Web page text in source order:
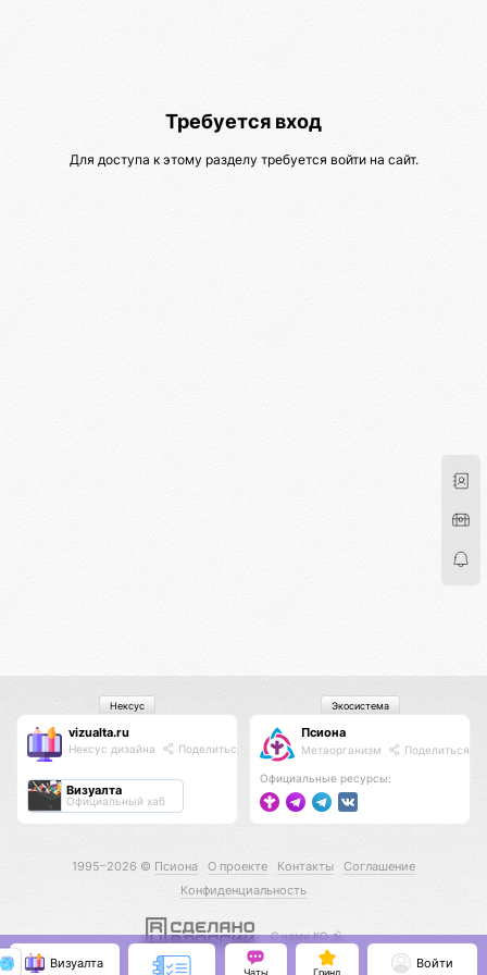
Требуется вход
Для доступа к этому разделу требуется войти на сайт.
vizualta.ru
Нексус дизайна Поделиться
Визуалта
Официальный хаб
Нексус
Псиона
Метаорганизм Поделиться
Официальные ресурсы:
Экосистема
1995–2026 © Псиона О проекте Контакты
Соглашение
Конфиденциальность
С нами КО 🕉️
Визуалта
Чаты Гринд
Войти